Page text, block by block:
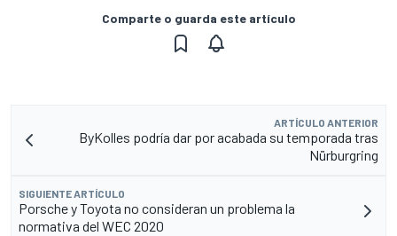
Comparte o guarda este artículo
ARTÍCULO ANTERIOR
ByKolles podría dar por acabada su temporada tras
Nürburgring
SIGUIENTE ARTÍCULO
Porsche y Toyota no consideran un problema la
normativa del WEC 2020